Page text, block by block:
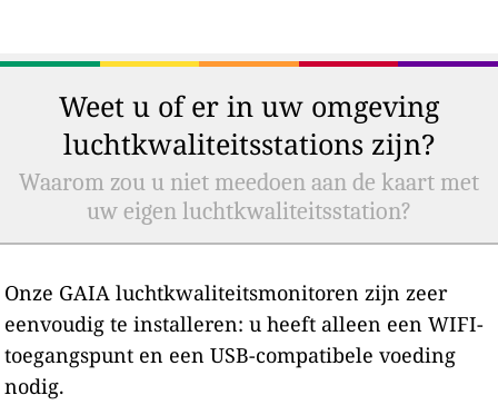
Weet u of er in uw omgeving
luchtkwaliteitsstations zijn?
Waarom zou u niet meedoen aan de kaart met
uw eigen luchtkwaliteitsstation?
Onze GAIA luchtkwaliteitsmonitoren zijn zeer
eenvoudig te installeren: u heeft alleen een WIFI-
toegangspunt en een USB-compatibele voeding
nodig.